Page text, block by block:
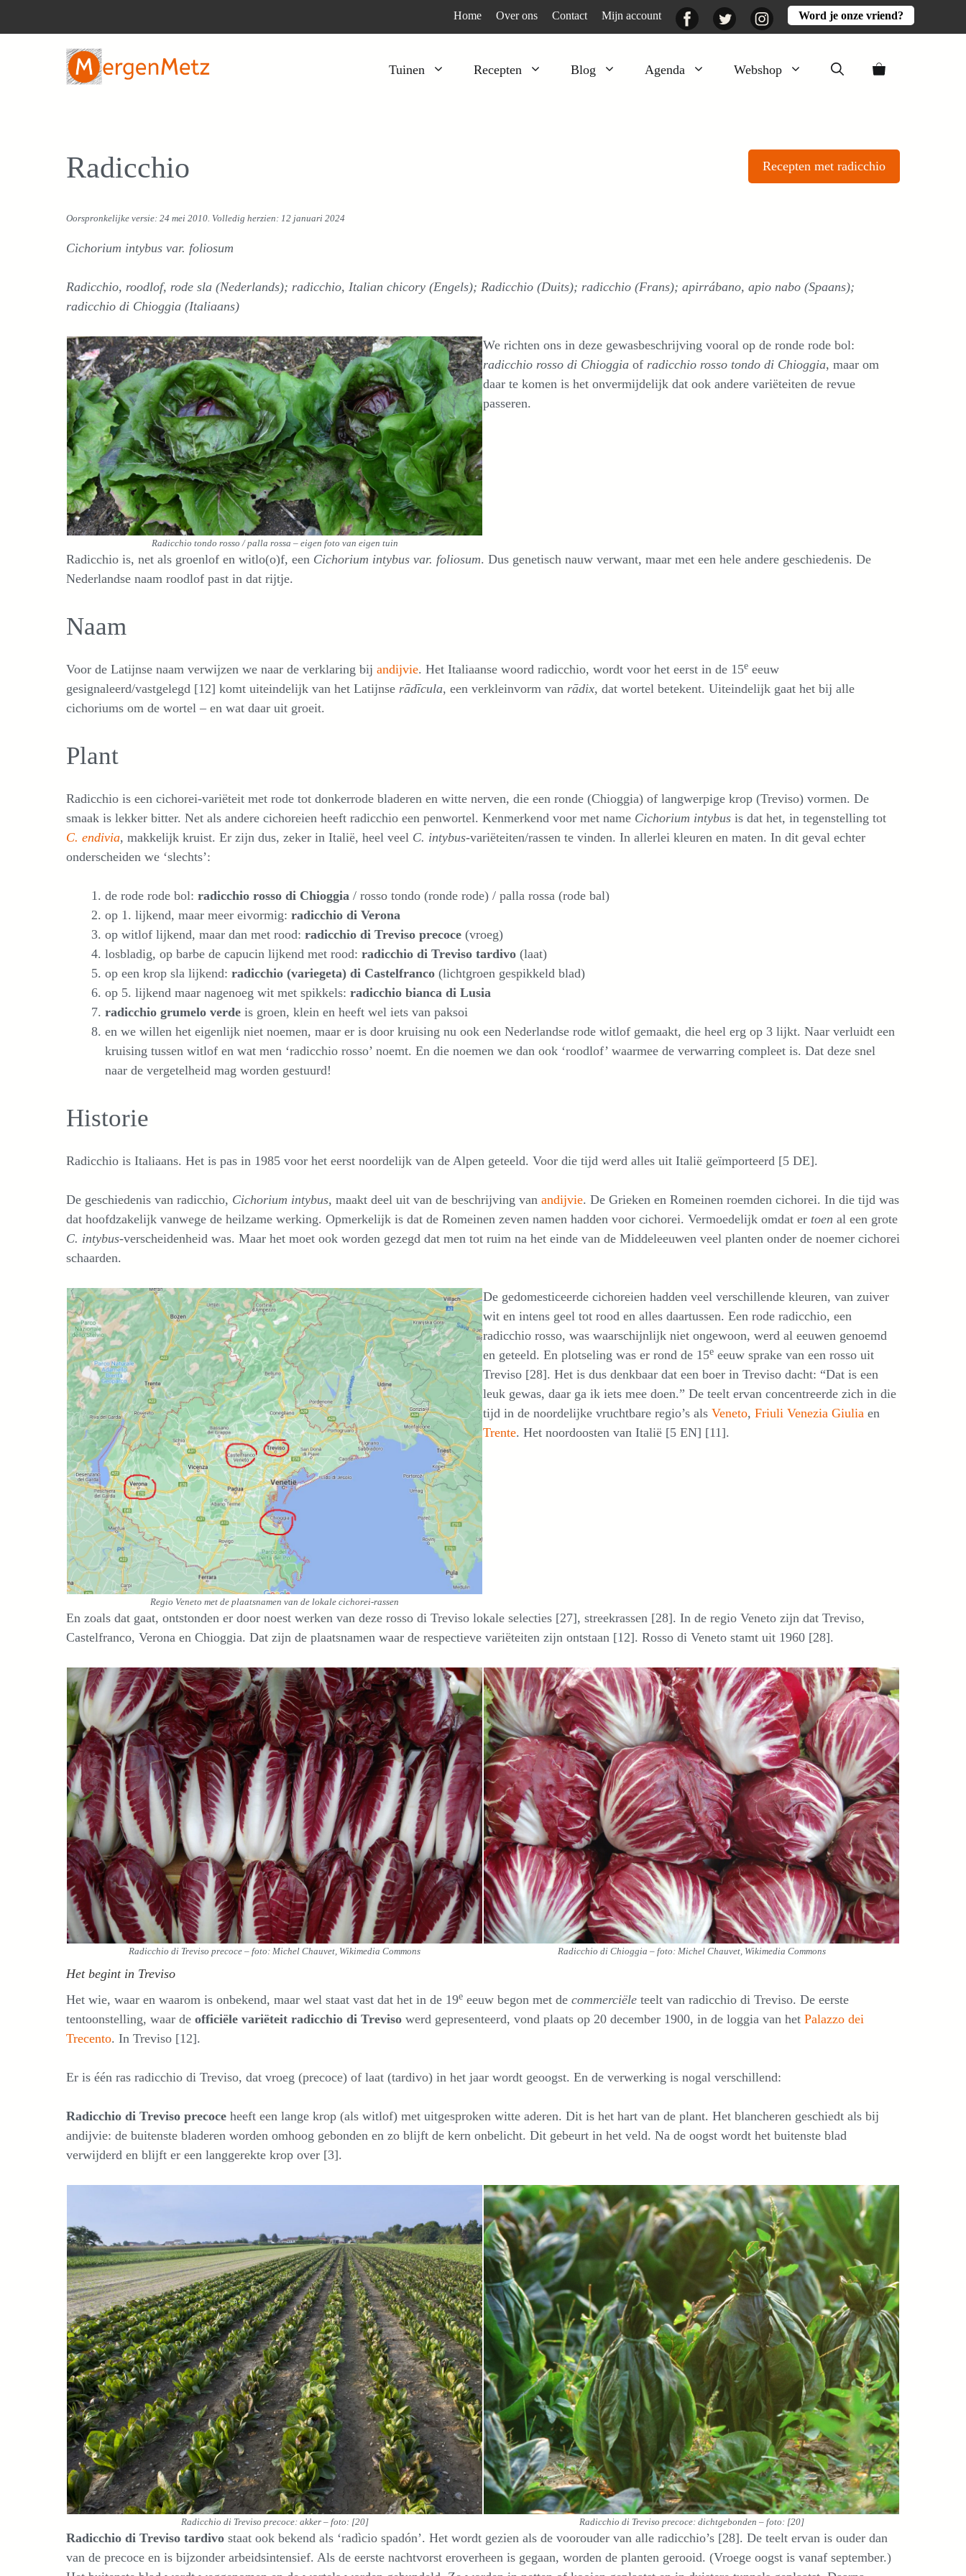
Home Over ons Contact Mijn account FacebookTwitter InstagramWord je onze vriend?
Tuinen Recepten Blog Agenda Webshop
Aarde en mest
Recepten met radicchio
Radicchio
Oorspronkelijke versie: 24 mei 2010. Volledig herzien: 12 januari 2024
Cichorium intybus var. foliosum
Radicchio, roodlof, rode sla (Nederlands); radicchio, Italian chicory (Engels); Radicchio (Duits); radicchio (Frans); apirrábano, apio nabo (Spaans);
radicchio di Chioggia (Italiaans)
Radicchio tondo rosso / palla rossa – eigen foto van eigen tuin
We richten ons in deze gewasbeschrijving vooral op de ronde rode bol:
radicchio rosso di Chioggia of radicchio rosso tondo di Chioggia, maar om
daar te komen is het onvermijdelijk dat ook andere variëteiten de revue
passeren.
Radicchio is, net als groenlof en witlo(o)f, een Cichorium intybus var. foliosum. Dus genetisch nauw verwant, maar met een hele andere geschiedenis. De
Nederlandse naam roodlof past in dat rijtje.
Naam
Voor de Latijnse naam verwijzen we naar de verklaring bij andijvie. Het Italiaanse woord radicchio, wordt voor het eerst in de 15e eeuw
gesignaleerd/vastgelegd [12] komt uiteindelijk van het Latijnse rādīcula, een verkleinvorm van rādix, dat wortel betekent. Uiteindelijk gaat het bij alle
cichoriums om de wortel – en wat daar uit groeit.
Plant
Radicchio is een cichorei-variëteit met rode tot donkerrode bladeren en witte nerven, die een ronde (Chioggia) of langwerpige krop (Treviso) vormen. De
smaak is lekker bitter. Net als andere cichoreien heeft radicchio een penwortel. Kenmerkend voor met name Cichorium intybus is dat het, in tegenstelling tot
C. endivia, makkelijk kruist. Er zijn dus, zeker in Italië, heel veel C. intybus-variëteiten/rassen te vinden. In allerlei kleuren en maten. In dit geval echter
onderscheiden we ‘slechts’:
de rode rode bol: radicchio rosso di Chioggia / rosso tondo (ronde rode) / palla rossa (rode bal)
op 1. lijkend, maar meer eivormig: radicchio di Verona
op witlof lijkend, maar dan met rood: radicchio di Treviso precoce (vroeg)
losbladig, op barbe de capucin lijkend met rood: radicchio di Treviso tardivo (laat)
op een krop sla lijkend: radicchio (variegeta) di Castelfranco (lichtgroen gespikkeld blad)
op 5. lijkend maar nagenoeg wit met spikkels: radicchio bianca di Lusia
radicchio grumelo verde is groen, klein en heeft wel iets van paksoi
en we willen het eigenlijk niet noemen, maar er is door kruising nu ook een Nederlandse rode witlof gemaakt, die heel erg op 3 lijkt. Naar verluidt een
kruising tussen witlof en wat men ‘radicchio rosso’ noemt. En die noemen we dan ook ‘roodlof’ waarmee de verwarring compleet is. Dat deze snel
naar de vergetelheid mag worden gestuurd!
Historie
Radicchio is Italiaans. Het is pas in 1985 voor het eerst noordelijk van de Alpen geteeld. Voor die tijd werd alles uit Italië geïmporteerd [5 DE].
De geschiedenis van radicchio, Cichorium intybus, maakt deel uit van de beschrijving van andijvie. De Grieken en Romeinen roemden cichorei. In die tijd was
dat hoofdzakelijk vanwege de heilzame werking. Opmerkelijk is dat de Romeinen zeven namen hadden voor cichorei. Vermoedelijk omdat er toen al een grote
C. intybus-verscheidenheid was. Maar het moet ook worden gezegd dat men tot ruim na het einde van de Middeleeuwen veel planten onder de noemer cichorei
schaarden.
Regio Veneto met de plaatsnamen van de lokale cichorei-rassen
De gedomesticeerde cichoreien hadden veel verschillende kleuren, van zuiver
wit en intens geel tot rood en alles daartussen. Een rode radicchio, een
radicchio rosso, was waarschijnlijk niet ongewoon, werd al eeuwen genoemd
en geteeld. En plotseling was er rond de 15e eeuw sprake van een rosso uit
Treviso [28]. Het is dus denkbaar dat een boer in Treviso dacht: “Dat is een
leuk gewas, daar ga ik iets mee doen.” De teelt ervan concentreerde zich in die
tijd in de noordelijke vruchtbare regio’s als Veneto, Friuli Venezia Giulia en
Trente. Het noordoosten van Italië [5 EN] [11].
En zoals dat gaat, ontstonden er door noest werken van deze rosso di Treviso lokale selecties [27], streekrassen [28]. In de regio Veneto zijn dat Treviso,
Castelfranco, Verona en Chioggia. Dat zijn de plaatsnamen waar de respectieve variëteiten zijn ontstaan [12]. Rosso di Veneto stamt uit 1960 [28].
Radicchio di Treviso precoce – foto: Michel Chauvet, Wikimedia Commons Radicchio di Chioggia – foto: Michel Chauvet, Wikimedia Commons
Het begint in Treviso
Het wie, waar en waarom is onbekend, maar wel staat vast dat het in de 19e eeuw begon met de commerciële teelt van radicchio di Treviso. De eerste
tentoonstelling, waar de officiële variëteit radicchio di Treviso werd gepresenteerd, vond plaats op 20 december 1900, in de loggia van het Palazzo dei
Trecento. In Treviso [12].
Er is één ras radicchio di Treviso, dat vroeg (precoce) of laat (tardivo) in het jaar wordt geoogst. En de verwerking is nogal verschillend:
Radicchio di Treviso precoce heeft een lange krop (als witlof) met uitgesproken witte aderen. Dit is het hart van de plant. Het blancheren geschiedt als bij
andijvie: de buitenste bladeren worden omhoog gebonden en zo blijft de kern onbelicht. Dit gebeurt in het veld. Na de oogst wordt het buitenste blad
verwijderd en blijft er een langgerekte krop over [3].
Radicchio di Treviso precoce: akker – foto: [20] Radicchio di Treviso precoce: dichtgebonden – foto: [20]
Radicchio di Treviso tardivo staat ook bekend als ‘radìcio spadón’. Het wordt gezien als de voorouder van alle radicchio’s [28]. De teelt ervan is ouder dan
van de precoce en is bijzonder arbeidsintensief. Als de eerste nachtvorst eroverheen is gegaan, worden de planten gerooid. (Vroege oogst is vanaf september.)